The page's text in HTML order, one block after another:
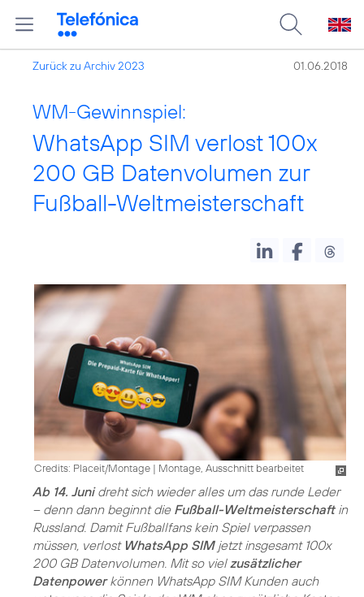
Zurück zu Archiv 2023 01.06.2018
WM-Gewinnspiel:
WhatsApp SIM verlost 100x
200 GB Datenvolumen zur
Fußball-Weltmeisterschaft
Credits: Placeit/Montage | Montage, Ausschnitt bearbeitet
Ab 14. Junidreht sich wieder alles um das runde Leder
– denn dann beginnt die Fußball-Weltmeisterschaftin
Russland. Damit Fußballfans kein Spiel verpassen
müssen, verlost WhatsApp SIMjetzt insgesamt 100x
200 GB Datenvolumen. Mit so viel zusätzlicher
Datenpowerkönnen WhatsApp SIM Kunden auch